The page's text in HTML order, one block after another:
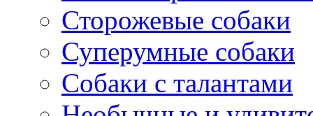
Сторожевые собаки
Суперумные собаки
Собаки с талантами